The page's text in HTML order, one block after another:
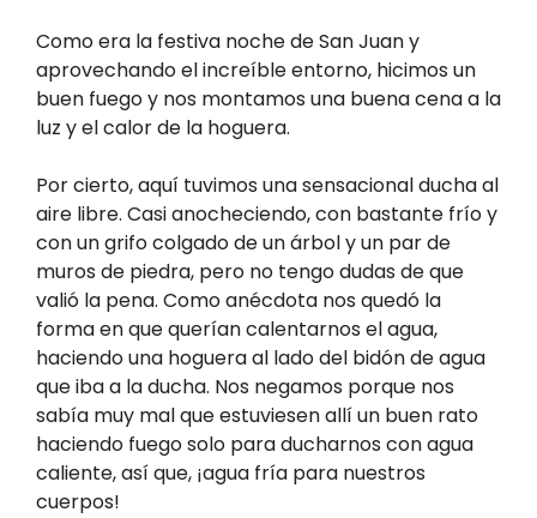
Como era la festiva noche de San Juan y
aprovechando el increíble entorno, hicimos un
buen fuego y nos montamos una buena cena a la
luz y el calor de la hoguera.
Por cierto, aquí tuvimos una sensacional ducha al
aire libre. Casi anocheciendo, con bastante frío y
con un grifo colgado de un árbol y un par de
muros de piedra, pero no tengo dudas de que
valió la pena. Como anécdota nos quedó la
forma en que querían calentarnos el agua,
haciendo una hoguera al lado del bidón de agua
que iba a la ducha. Nos negamos porque nos
sabía muy mal que estuviesen allí un buen rato
haciendo fuego solo para ducharnos con agua
caliente, así que, ¡agua fría para nuestros
cuerpos!